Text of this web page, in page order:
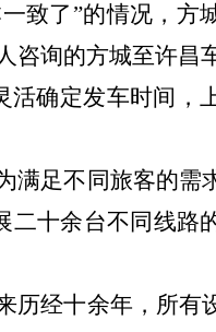
致了”的情况，方
咨询的方城至许昌
活确定发车时间，
满足不同旅客的需
二十余台不同线路
历经十余年，所有